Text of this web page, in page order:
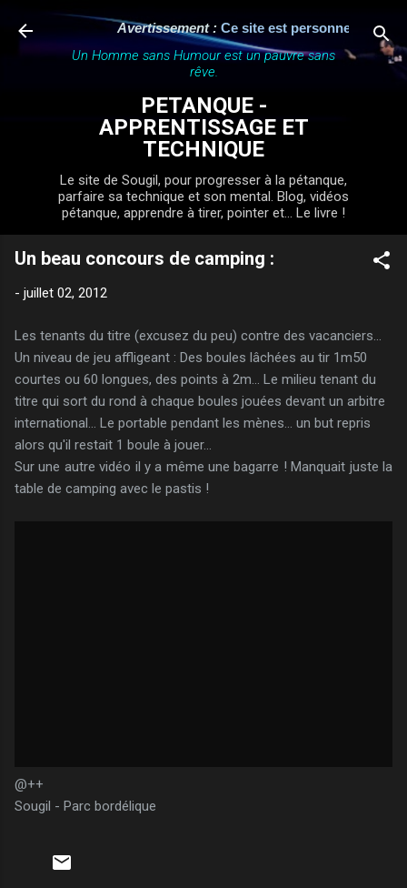
Accéder au contenu principal
Avertissement : Ce site est personnel,
Un Homme sans Humour est un pauvre sans
rêve.
PETANQUE -
APPRENTISSAGE ET
TECHNIQUE
Le site de Sougil, pour progresser à la pétanque,
parfaire sa technique et son mental. Blog, vidéos
pétanque, apprendre à tirer, pointer et... Le livre !
Un beau concours de camping :
- juillet 02, 2012
Les tenants du titre (excusez du peu) contre des vacanciers...
Un niveau de jeu affligeant : Des boules lâchées au tir 1m50
courtes ou 60 longues, des points à 2m... Le milieu tenant du
titre qui sort du rond à chaque boules jouées devant un arbitre
international... Le portable pendant les mènes... un but repris
alors qu'il restait 1 boule à jouer...
Sur une autre vidéo il y a même une bagarre ! Manquait juste la
table de camping avec le pastis !
@++
Sougil - Parc bordélique